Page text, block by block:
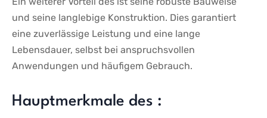
und seine langlebige Konstruktion. Dies garantiert⁢
eine zuverlässige Leistung und eine lange
⁣Lebensdauer, selbst bei anspruchsvollen
Anwendungen und häufigem Gebrauch.
Hauptmerkmale des :